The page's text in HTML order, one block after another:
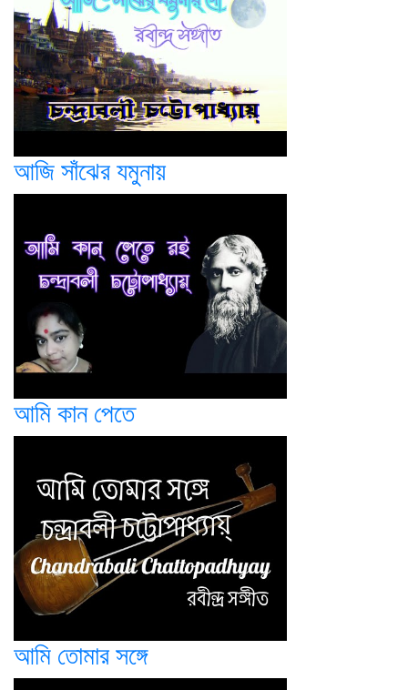
আজি সাঁঝের যমুনায়
আমি কান পেতে
আমি তোমার সঙ্গে